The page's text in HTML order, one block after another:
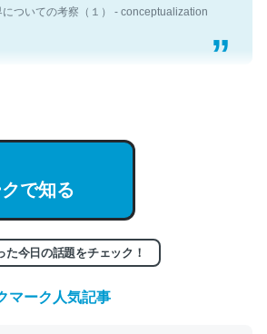
いので貴重な良記事。/続編来た
entry/2023/03/27
についての考察（１） - conceptualization
で知る
た今日の話題をチェック！
マーク人気記事